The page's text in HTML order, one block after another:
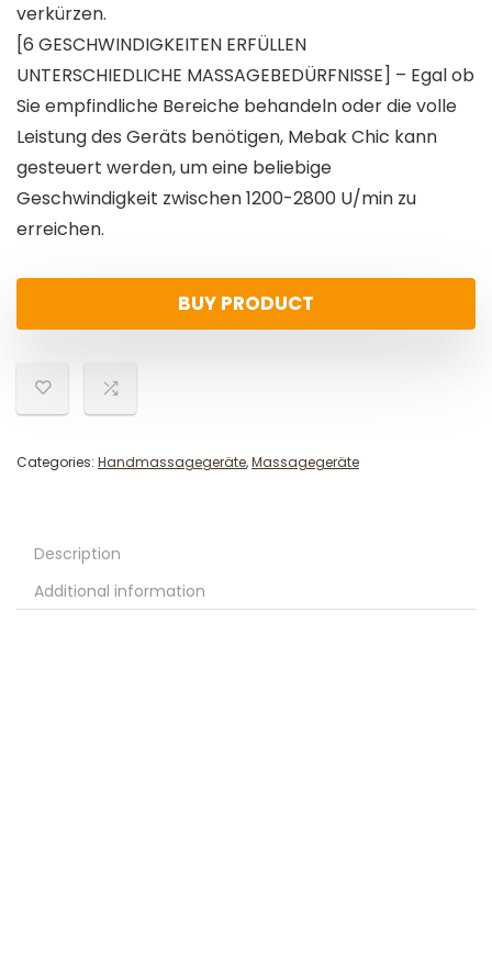
verkürzen.
[6 GESCHWINDIGKEITEN ERFÜLLEN
UNTERSCHIEDLICHE MASSAGEBEDÜRFNISSE] – Egal ob
Sie empfindliche Bereiche behandeln oder die volle
Leistung des Geräts benötigen, Mebak Chic kann
gesteuert werden, um eine beliebige
Geschwindigkeit zwischen 1200-2800 U/min zu
erreichen.
BUY PRODUCT
Categories: Handmassagegeräte,Massagegeräte
Description
Additional information